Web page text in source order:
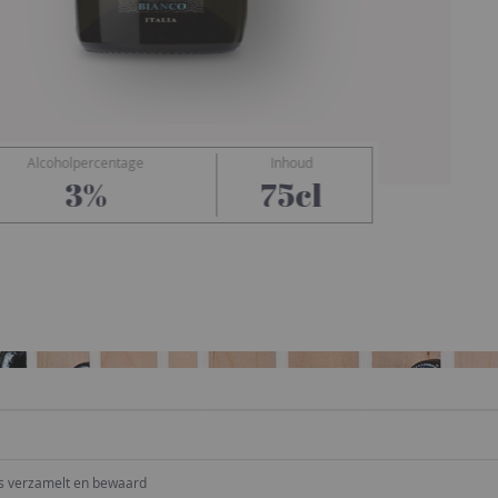
Annick
Alcoholpercentage
3%
Inhoud
75cl
verzamelt en bewaard